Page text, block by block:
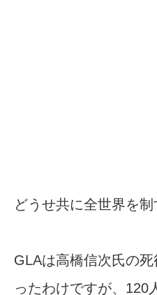
どうせ共に全世界を制
GLAは高橋信次氏の
ったわけですが、120